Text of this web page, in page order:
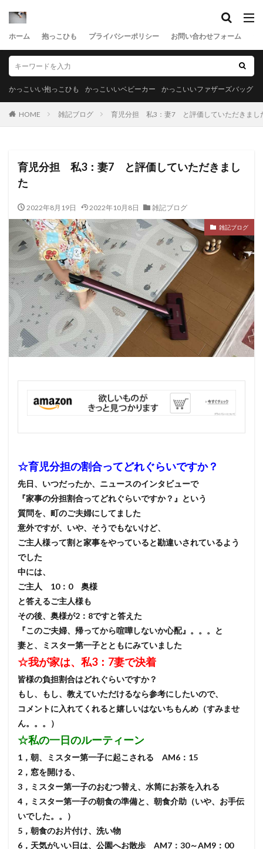
ホーム 抱っこひも プライバシーポリシー お問い合わせフォーム
かっこいい抱っこひも かっこいいベビーカー かっこいいファザーズバッグ
HOME 雑記ブログ 育児分担 私3：妻7 と評価していただきまし
育児分担 私3：妻7 と評価していただきまし
た
2022年8月19日 2022年10月8日 雑記ブログ
雑記ブログ
☆育児分担の割合ってどれぐらいですか？
先日、いつだったか、ニュースのインタビューで
『家事の分担割合ってどれぐらいですか？』という
質問を、町のご夫婦にしてました
意外ですが、いや、そうでもないけど、
ご主人様って割と家事をやっていると勘違いされているよう
でした
中には、
ご主人 10：0 奥様
と答えるご主人様も
その後、奥様が2：8ですと答えた
『このご夫婦、帰ってから喧嘩しないか心配』。。。と
妻と、ミスター第一子とともにみていました
☆我が家は、私3：7妻で決着
皆様の負担割合はどれぐらいですか？
もし、もし、教えていただけるなら参考にしたいので、
コメントに入れてくれると嬉しいはないちもんめ（すみませ
ん。。。）
☆私の一日のルーティーン
1，朝、ミスター第一子に起こされる AM6：15
2，窓を開ける、
3，ミスター第一子のおむつ替え、水筒にお茶を入れる
4，ミスター第一子の朝食の準備と、朝食介助（いや、お手伝
いでした。。）
5，朝食のお片付け、洗い物
6，天気がいい日は、公園へお散歩 AM7：30～AM9：00